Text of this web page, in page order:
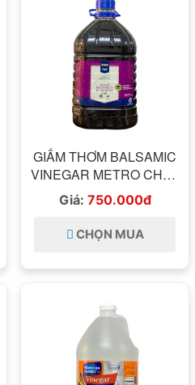
GIẤM THƠM BALSAMIC
VINEGAR METRO CHEF
5L
Giá: 750.000đ
CHỌN MUA